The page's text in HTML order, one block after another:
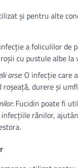
și pentru alte
a foliculilor de
cu pustule albe la
arse: O infecție care
roșeață, durere și
: Fucidin poate fi
rănilor,